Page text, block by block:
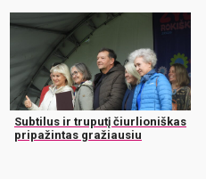
Subtilus ir truputį čiurlioniškas
pripažintas gražiausiu